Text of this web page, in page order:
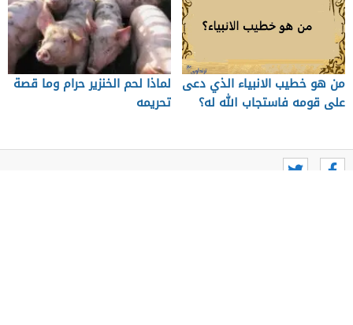
من هو خطيب الانبياء الذي دعى
على قومه فاستجاب الله له؟
لماذا لحم الخنزير حرام وما قصة
تحريمه